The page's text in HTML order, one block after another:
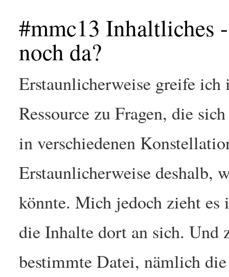
#mmc13 Inhaltliches
noch da?
Erstaunlicherweise greife
Ressource zu Fragen, die
in verschiedenen
Erstaunlicherweise deshalb,
könnte. Mich jedoch zieht
die Inhalte dort an sich. Und
bestimmte Datei, nämlich